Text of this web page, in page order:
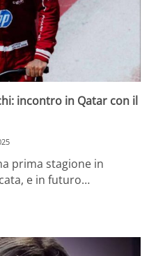
incontro in Qatar con il
prima stagione in
e in futuro…